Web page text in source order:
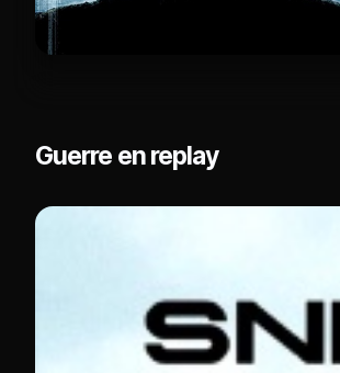
Guerre en replay